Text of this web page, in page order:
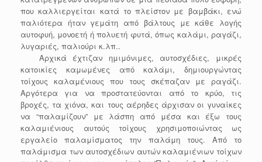
που καλλιεργείται κατά το πλείστον με βαμβάκι, ενώ
παλιότερα ήταν γεμάτη από βάλτους με κάθε λογής
αυτοφυή, μονοετή ή πολυετή φυτά, όπως καλάμι, ραγάζι,
λυγαριές, παλιούρι κ.λπ..
Αρχικά έχτιζαν ημιμόνιμες, αυτοσχέδιες, μικρές
κατοικίες καμωμένες από καλάμι, δημιουργώντας
τοίχους καλαμένιους που τους σκέπαζαν με ραγάζι.
Αργότερα για να προστατεύονται από το κρύο, τις
βροχές, τα χιόνα, και τους αέρηδες άρχισαν οι γυναίκες
να “παλαμίζουν” με λάσπη από μέσα και έξω τους
καλαμιένιους αυτούς τοίχους χρησιμοποιώντας ως
εργαλείο παλαμίσματος την παλάμη τους. Από το
παλάμισμα των αυτοσχέδιων αυτών καλαμιένιων τοίχων